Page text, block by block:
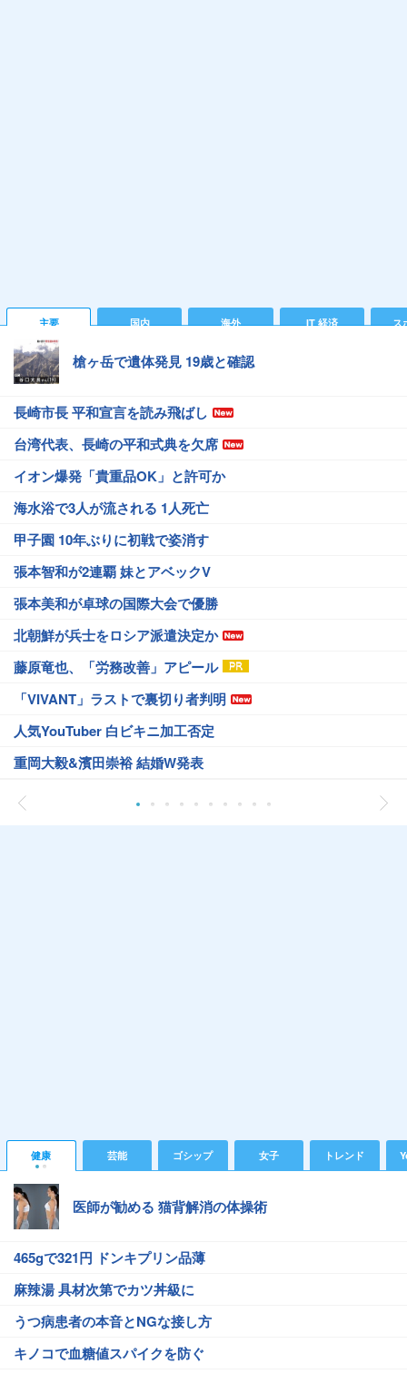
主要 国内 海外 IT 経済 ス
槍ヶ岳で遺体発見 19歳と確認
長崎市長 平和宣言を読み飛ばし
台湾代表、長崎の平和式典を欠席
イオン爆発「貴重品OK」と許可か
海水浴で3人が流される 1人死亡
甲子園 10年ぶりに初戦で姿消す
張本智和が2連覇 妹とアベックV
張本美和が卓球の国際大会で優勝
北朝鮮が兵士をロシア派遣決定か
藤原竜也、「労務改善」アピール
「VIVANT」ラストで裏切り者判明
人気YouTuber 白ビキニ加工否定
重岡大毅&濱田崇裕 結婚W発表
健康 芸能 ゴシップ 女子 トレンド
医師が勧める 猫背解消の体操術
465gで321円 ドンキプリン品薄
麻辣湯 具材次第でカツ丼級に
うつ病患者の本音とNGな接し方
キノコで血糖値スパイクを防ぐ